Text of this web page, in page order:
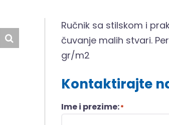
Ručnik sa stilskom i
čuvanje malih stvari.
gr/m2
Kontaktirajte
Ime i prezime:*